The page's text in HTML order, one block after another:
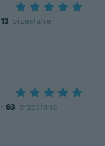
12 przesłane
· 63 przesłane